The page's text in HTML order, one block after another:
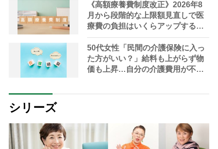
《高額療養費制度改正》2026年8
月から段階的な上限額見直しで医
療費の負担はいくらアップする？
高齢者への影響は？【FP解説】
50代女性「民間の介護保険に入っ
た方がいい？」給料も上がらず物
価も上昇…自分の介護費用が不安
シリーズ